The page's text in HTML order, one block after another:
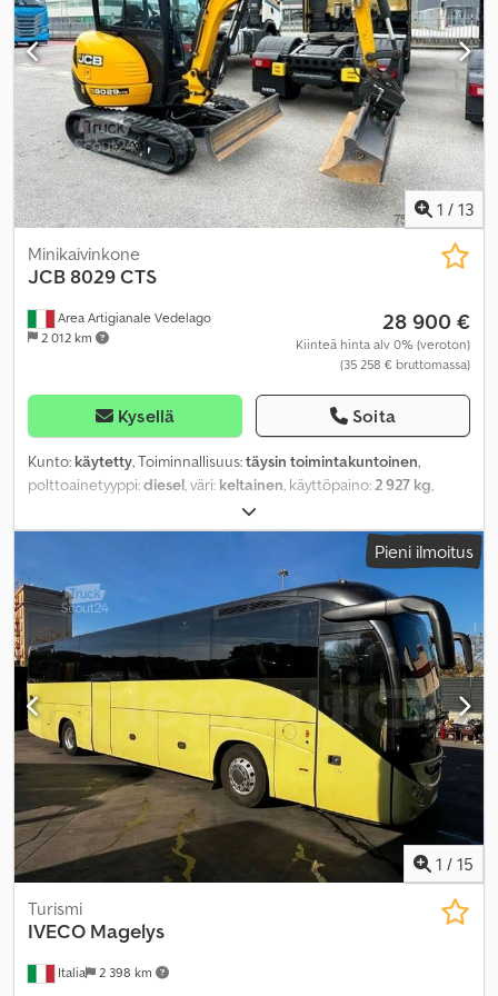
1 / 13
Area Artigianale Vedelago
2 012 km
Minikaivinkone
JCB8029 CTS
28 900 €
Kiinteä hinta alv 0% (veroton)
(35 258 € bruttomassa)
Kysellä Soita
Kunto: käytetty, Toiminnallisuus:täysin toimintakuntoinen,
polttoainetyyppi:diesel, väri: keltainen, käyttöpaino:2 927 kg,
, käyttötunnit:
ilmastointi, kumitelat, lisäajovalot,
Pieni ilmoitus
1 / 15
Italia 2 398 km
Turismi
IVECO Magelys